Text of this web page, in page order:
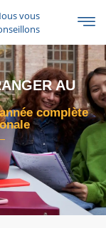
vous
À GRAN
scolaire
!
ICI